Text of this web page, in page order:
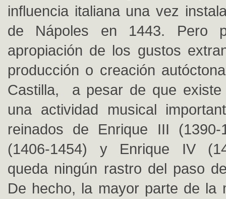
influencia italiana una vez
de Nápoles en 1443. Pero
apropiación de los gustos
producción o creación
Castilla, a pesar de que existe
una actividad musical
reinados de Enrique III
(1406-1454) y Enrique IV
queda ningún rastro del paso
De hecho, la mayor parte de la